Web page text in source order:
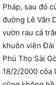
Pháp, sau đó
đường Lê Văn
vườn rau cả
khuôn viên
Phú Thọ Sài
18/2/2000 cỏa